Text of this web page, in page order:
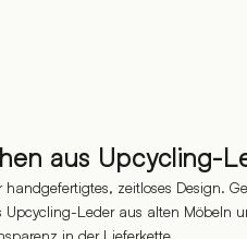
aus Upcycling-
zeitloses Design.
Leder aus alten Möbeln
in der Lieferkette.